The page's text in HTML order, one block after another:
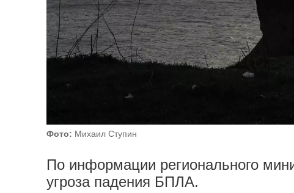
Фото: Михаил Ступин
По информации регионального
угроза падения БПЛА.